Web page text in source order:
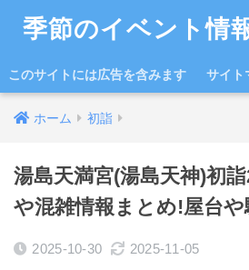
季節のイベント情
このサイトには広告を含みます サイト
ホーム 初詣
湯島天満宮(湯島天神)初
や混雑情報まとめ!屋台や
2025-10-30 2025-11-05